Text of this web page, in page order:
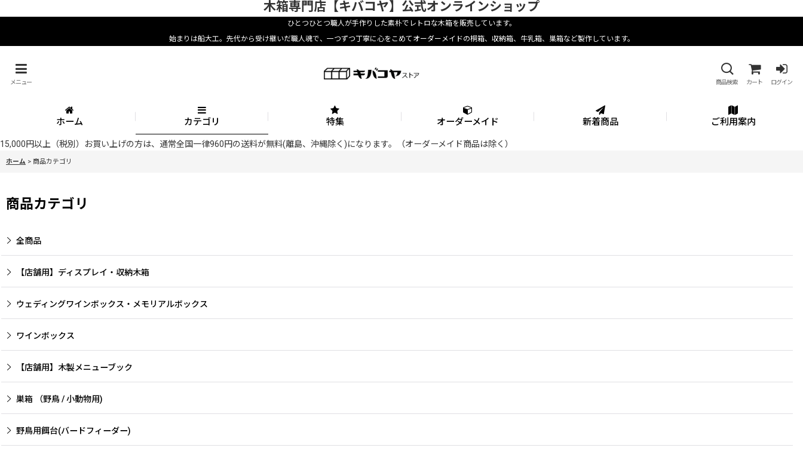
木箱専門店【キバコヤ】公式オンラインショップ
ひとつひとつ職人が手作りした素朴でレトロな木箱を販売しています。
始まりは船大工。先代から受け継いだ職人魂で、一つずつ丁寧に心をこめてオーダーメイドの桐箱、収納箱、牛乳箱、巣箱など製作しています。
メニュー 商品検索 カート ログイン
ホーム カテゴリ 特集 オーダーメイド 新着商品 ご利用案内
15,000円以上（税別）お買い上げの方は、通常全国一律960円の送料が無料(離島、沖縄除く)になります。（オーダーメイド商品は除く）
ホーム > 商品カテゴリ
商品カテゴリ
全商品
【店舗用】ディスプレイ・収納木箱
ウェディングワインボックス・メモリアルボックス
ワインボックス
【店舗用】木製メニューブック
巣箱 （野鳥 / 小動物用)
野鳥用餌台(バードフィーダー)